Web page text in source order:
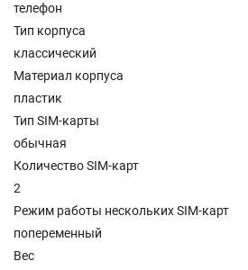
телефон
Тип корпуса
классический
Материал корпуса
пластик
Тип SIM-карты
обычная
Количество SIM-карт
2
Режим работы нескольких SIM-карт
попеременный
Вес